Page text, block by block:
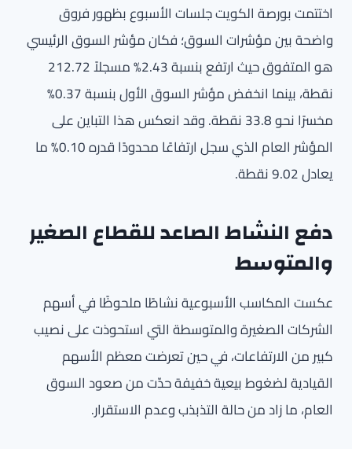
اختتمت بورصة الكويت جلسات الأسبوع بظهور فروق
واضحة بين مؤشرات السوق؛ فكان مؤشر السوق الرئيسي
هو المتفوق حيث ارتفع بنسبة 2.43% مسجلاً 212.72
نقطة، بينما انخفض مؤشر السوق الأول بنسبة 0.37%
مخسرًا نحو 33.8 نقطة. وقد انعكس هذا التباين على
المؤشر العام الذي سجل ارتفاعًا محدودًا قدره 0.10% ما
يعادل 9.02 نقطة.
دفع النشاط الصاعد للقطاع الصغير
والمتوسط
عكست المكاسب الأسبوعية نشاطًا ملحوظًا في أسهم
الشركات الصغيرة والمتوسطة التي استحوذت على نصيب
كبير من الارتفاعات، في حين تعرضت معظم الأسهم
القيادية لضغوط بيعية خفيفة حدّت من صعود السوق
العام، ما زاد من حالة التذبذب وعدم الاستقرار.